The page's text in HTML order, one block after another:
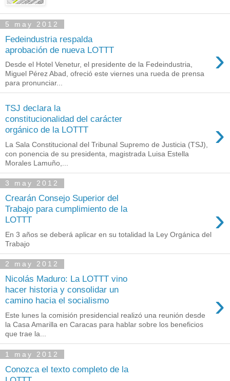
5 may 2012
Fedeindustria respalda
aprobación de nueva LOTTT
›
Desde el Hotel Venetur, el presidente de la Fedeindustria,
Miguel Pérez Abad, ofreció este viernes una rueda de prensa
para pronunciar...
TSJ declara la
constitucionalidad del carácter
orgánico de la LOTTT
›
La Sala Constitucional del Tribunal Supremo de Justicia (TSJ),
con ponencia de su presidenta, magistrada Luisa Estella
Morales Lamuño,...
3 may 2012
Crearán Consejo Superior del
Trabajo para cumplimiento de la
LOTTT
›
En 3 años se deberá aplicar en su totalidad la Ley Orgánica del
Trabajo
2 may 2012
Nicolás Maduro: La LOTTT vino
hacer historia y consolidar un
camino hacia el socialismo
›
Este lunes la comisión presidencial realizó una reunión desde
la Casa Amarilla en Caracas para hablar sobre los beneficios
que trae la...
1 may 2012
Conozca el texto completo de la